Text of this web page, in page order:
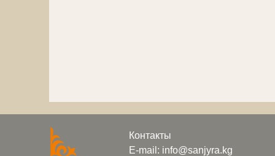
Контакты
E-mail: info@sanjyra.kg